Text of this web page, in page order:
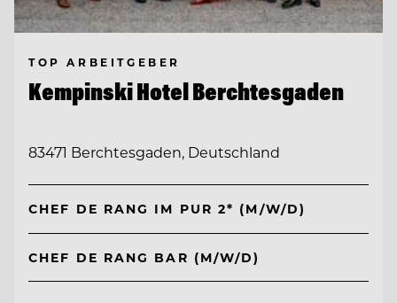
TOP ARBEITGEBER
Kempinski Hotel Berchtesgaden
83471 Berchtesgaden, Deutschland
CHEF DE RANG IM PUR 2* (M/W/D)
CHEF DE RANG BAR (M/W/D)